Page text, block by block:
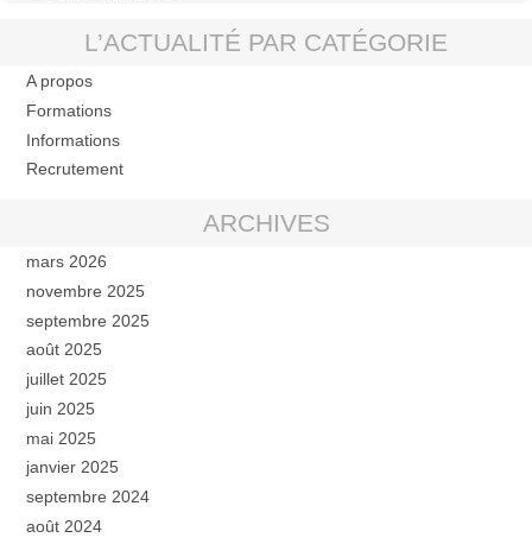
L’ACTUALITÉ PAR CATÉGORIE
A propos
Formations
Informations
Recrutement
ARCHIVES
mars 2026
novembre 2025
septembre 2025
août 2025
juillet 2025
juin 2025
mai 2025
janvier 2025
septembre 2024
août 2024